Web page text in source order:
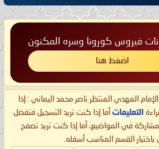
فيروس كورونا وسره المكنون
اضغط هنا
المهدي المنتظر ناصر محمد اليماني : إذا
التعليمات أما إذا كنت تريد التسجيل فتفضل
في المواضيع، أما إذا كنت تريد تصفح
باختيار القسم المناسب أسفله.